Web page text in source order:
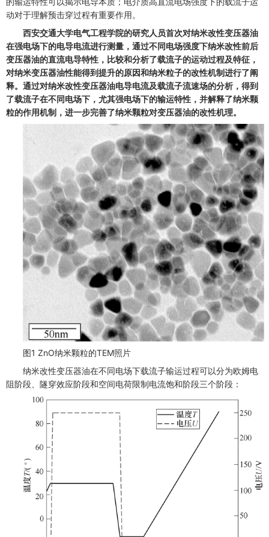
动对于理解预击穿过程有重要作用。
西安交通大学电气工程学院的研究人员首次对纳米改性变压器油
在强电场下的电导电流进行测量，通过不同电场强度下纳米改性前后
变压器油的直流电导特性，比较和分析了载流子的运动过程及特征，
对纳米变压器油性能得到提升的原因和纳米粒子的改性机制进行了阐
释。通过对纳米改性变压器油电导电流及载流子流速场的分析，得到
了载流子在不同电场下，尤其强电场下的输运特性，并解释了纳米颗
粒的作用机制，进一步完善了纳米颗粒对变压器油的改性机理。
图1 ZnO纳米颗粒的TEM照片
纳米改性变压器油在不同电场下载流子输运过程可以分为欧姆电
阻阶段、隧穿效应阶段和空间电荷限制电流饱和阶段三个阶段：